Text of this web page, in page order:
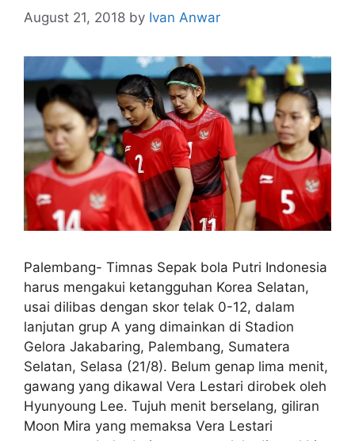
August 21, 2018 by Ivan Anwar
Palembang- Timnas Sepak bola Putri Indonesia
harus mengakui ketangguhan Korea Selatan,
usai dilibas dengan skor telak 0-12, dalam
lanjutan grup A yang dimainkan di Stadion
Gelora Jakabaring, Palembang, Sumatera
Selatan, Selasa (21/8). Belum genap lima menit,
gawang yang dikawal Vera Lestari dirobek oleh
Hyunyoung Lee. Tujuh menit berselang, giliran
Moon Mira yang memaksa Vera Lestari